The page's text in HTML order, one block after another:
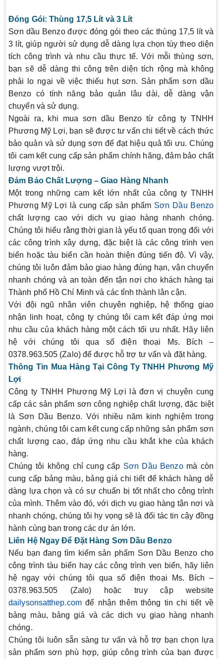
Đóng Gói: Thùng 17,5 Lít và 3 Lít
Sơn dầu Benzo được đóng gói theo các thùng 17,5 lít và
3 lít, giúp người sử dụng dễ dàng lựa chọn tùy theo diện
tích công trình và nhu cầu thực tế. Với mỗi thùng sơn,
bạn sẽ dễ dàng thi công trên diện tích rộng mà không
phải lo ngại về việc thiếu hụt sơn. Sản phẩm sơn dầu
Benzo có tính năng bảo quản lâu dài, dễ dàng vận
chuyển và sử dụng.
Ngoài ra, khi mua sơn dầu Benzo từ công ty TNHH
Phương Mỹ Lợi, bạn sẽ được tư vấn chi tiết về cách thức
bảo quản và sử dụng sơn để đạt hiệu quả tối ưu. Chúng
tôi cam kết cung cấp sản phẩm chính hãng, đảm bảo chất
lượng vượt trội.
Đảm Bảo Chất Lượng – Giao Hàng Nhanh
Một trong những cam kết lớn nhất của công ty TNHH
Phương Mỹ Lợi là cung cấp sản phẩm Sơn Dầu Benzo
chất lượng cao với dịch vụ giao hàng nhanh chóng.
Chúng tôi hiểu rằng thời gian là yếu tố quan trọng đối với
các công trình xây dựng, đặc biệt là các công trình ven
biển hoặc tàu biển cần hoàn thiện đúng tiến độ. Vì vậy,
chúng tôi luôn đảm bảo giao hàng đúng hạn, vận chuyển
nhanh chóng và an toàn đến tận nơi cho khách hàng tại
Thành phố Hồ Chí Minh và các tỉnh thành lân cận.
Với đội ngũ nhân viên chuyên nghiệp, hệ thống giao
nhận linh hoạt, công ty chúng tôi cam kết đáp ứng mọi
nhu cầu của khách hàng một cách tối ưu nhất. Hãy liên
hệ với chúng tôi qua số điện thoại Ms. Bích –
0378.963.505 (Zalo) để được hỗ trợ tư vấn và đặt hàng.
Thông Tin Mua Hàng Tại Công Ty TNHH Phương Mỹ
Lợi
Công ty TNHH Phương Mỹ Lợi là đơn vị chuyên cung
cấp các sản phẩm sơn công nghiệp chất lượng, đặc biệt
là Sơn Dầu Benzo. Với nhiều năm kinh nghiệm trong
ngành, chúng tôi cam kết cung cấp những sản phẩm sơn
chất lượng cao, đáp ứng nhu cầu khắt khe của khách
hàng.
Chúng tôi không chỉ cung cấp Sơn Dầu Benzomà còn
cung cấp bảng màu, bảng giá chi tiết để khách hàng dễ
dàng lựa chọn và có sự chuẩn bị tốt nhất cho công trình
của mình. Thêm vào đó, với dịch vụ giao hàng tận nơi và
nhanh chóng, chúng tôi hy vọng sẽ là đối tác tin cậy đồng
hành cùng bạn trong các dự án lớn.
Liên Hệ Ngay Để Đặt Hàng Sơn Dầu Benzo
Nếu bạn đang tìm kiếm sản phẩm Sơn Dầu Benzo cho
công trình tàu biển hay các công trình ven biển, hãy liên
hệ ngay với chúng tôi qua số điện thoại Ms. Bích –
0378.963.505 (Zalo) hoặc truy cập website
dailysonsatthep.comđể nhận thêm thông tin chi tiết về
bảng màu, bảng giá và các dịch vụ giao hàng nhanh
chóng.
Chúng tôi luôn sẵn sàng tư vấn và hỗ trợ bạn chọn lựa
sản phẩm sơn phù hợp, giúp công trình của bạn được